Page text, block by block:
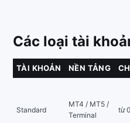
Các loại tài
TÀI KHOẢN NỀN TẢNG
Standard
MT4 / MT5 /
Terminal
từ